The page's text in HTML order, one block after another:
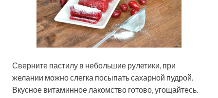
Сверните пастилу в небольшие рулетики, при
желании можно слегка посыпать сахарной пудрой.
Вкусное витаминное лакомство готово, угощайтесь.